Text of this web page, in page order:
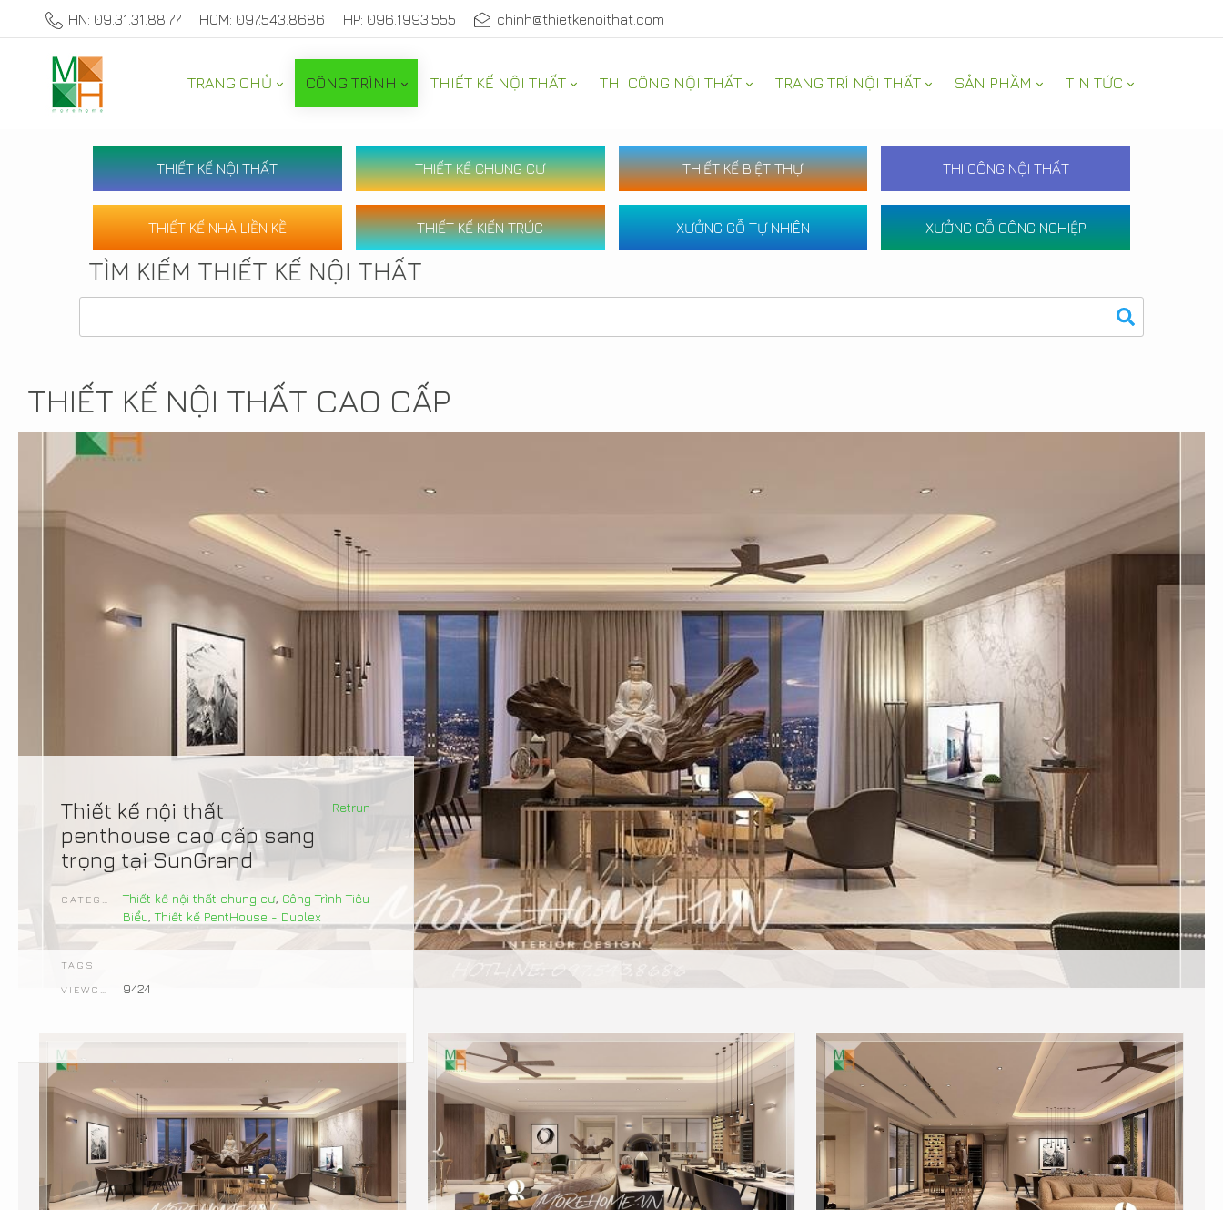
HN: 09.31.31.88.77 HCM: 097.543.8686 HP: 096.1993.555 chinh@thietkenoithat.com
TRANG CHỦ CÔNG TRÌNH THIẾT KẾ NỘI THẤT THI CÔNG NỘI THẤT TRANG TRÍ NỘI THẤT SẢN PHẦM TIN TỨC
THIẾT KẾ NỘI THẤT THIẾT KẾ CHUNG CƯ THIẾT KẾ BIỆT THỰ THI CÔNG NỘI THẤT
THIẾT KẾ NHÀ LIỀN KỀ THIẾT KẾ KIẾN TRÚC XƯỞNG GỖ TỰ NHIÊN XƯỞNG GỖ CÔNG NGHIỆP
TÌM KIẾM THIẾT KẾ NỘI THẤT
THIẾT KẾ NỘI THẤT CAO CẤP
Retrun
Thiết kế nội thất
penthouse cao cấp sang
trọng tại SunGrand
Thiết kế nội thất chung cư, Công Trình Tiêu
Biểu, Thiết kế PentHouse - Duplex
TAGS
9424